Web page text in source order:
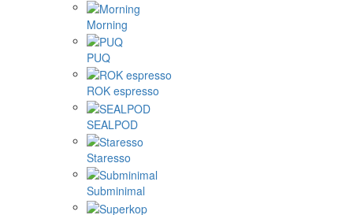
Morning
PUQ
ROK espresso
SEALPOD
Staresso
Subminimal